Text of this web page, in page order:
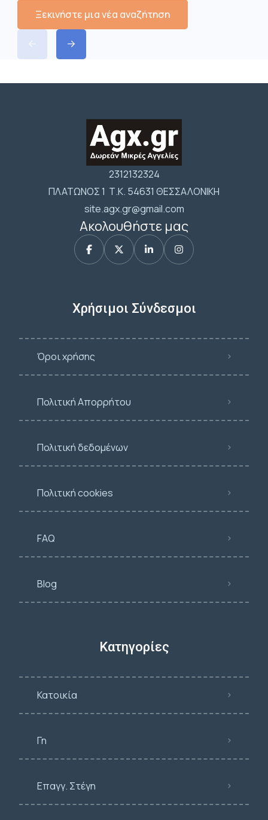
Ξεκινήστε μια νέα αναζήτηση
2312132324
ΠΛΑΤΩΝΟΣ 1 Τ.Κ. 54631 ΘΕΣΣΑΛΟΝΙΚΗ
site.agx.gr@gmail.com
Ακολουθήστε μας
Χρήσιμοι Σύνδεσμοι
Όροι χρήσης
Πολιτική Απορρήτου
Πολιτική δεδομένων
Πολιτική cookies
FAQ
Blog
Κατηγορίες
Κατοικία
Γη
Επαγγ. Στέγη